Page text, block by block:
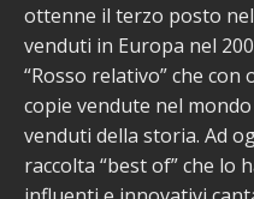
ottenne il terzo posto
venduti in Europa nel
“Rosso relativo” che
copie vendute nel
venduti della storia. Ad
raccolta “best of” che lo